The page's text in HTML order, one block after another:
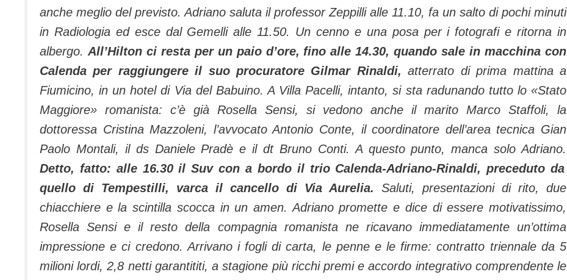
anche meglio del previsto. Adriano saluta il professor Zeppilli alle 11.10, fa un salto di pochi minuti
in Radiologia ed esce dal Gemelli alle 11.50. Un cenno e una posa per i fotografi e ritorna in
albergo. All’Hilton ci resta per un paio d’ore, fino alle 14.30, quando sale in macchina con
Calenda per raggiungere il suo procuratore Gilmar Rinaldi,atterrato di prima mattina a
Fiumicino, in un hotel di Via del Babuino. A Villa Pacelli, intanto, si sta radunando tutto lo «Stato
Maggiore» romanista: c’è già Rosella Sensi, si vedono anche il marito Marco Staffoli, la
dottoressa Cristina Mazzoleni, l’avvocato Antonio Conte, il coordinatore dell’area tecnica Gian
Paolo Montali, il ds Daniele Pradè e il dt Bruno Conti. A questo punto, manca solo Adriano.
Detto, fatto: alle 16.30 il Suv con a bordo il trio Calenda-Adriano-Rinaldi, preceduto da
quello di Tempestilli, varca il cancello di Via Aurelia. Saluti, presentazioni di rito, due
chiacchiere e la scintilla scocca in un amen. Adriano promette e dice di essere motivatissimo,
Rosella Sensi e il resto della compagnia romanista ne ricavano immediatamente un’ottima
impressione e ci credono. Arrivano i fogli di carta, le penne e le firme: contratto triennale da 5
milioni lordi, 2,8 netti garantititi, a stagione più ricchi premi e accordo integrativo comprendente le